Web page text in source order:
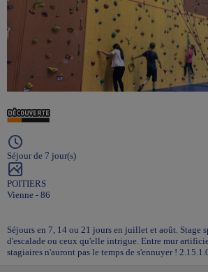
Séjour de 7 jour(s)
POITIERS
Vienne - 86
Séjours en 7, 14 ou 21 jours en juillet et août. Stage
d'escalade ou ceux qu'elle intrigue. Entre mur
stagiaires n'auront pas le temps de s'ennuyer !